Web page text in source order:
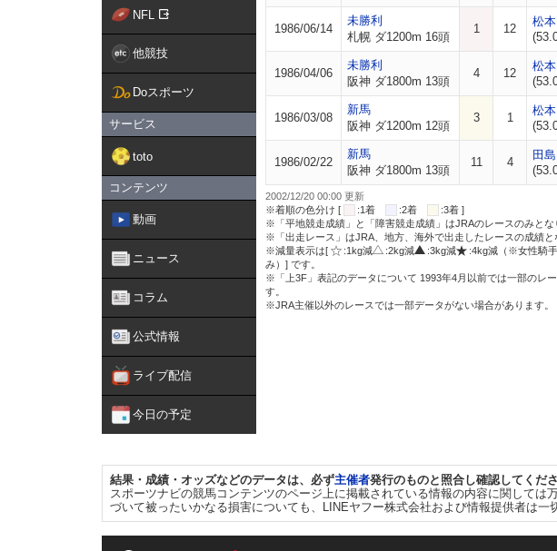
NFL
他競技
Doスポーツ
サービス
toto
コンテンツ
動画
ニュース
コラム
公式情報
ライブ配信
今日の予定
1986/06/14
未勝利
札幌 ダ1200m 16頭
1 12
松
1986/04/06
未勝利
阪神 ダ1800m 13頭
4 12
松
1986/03/08
新馬
阪神 ダ1200m 12頭
3 1
松
1986/02/22
新馬
阪神 ダ1800m 13頭
11 4
田
2002/12/20 00:00 更新
※着順の色分け [
:1着 :2着
:3着 ]
※「平地競走成績」と「障害競走成績」はJRAのレースのみとな
※「出走レース」はJRA、地方、海外で出走したレースの成績と
※減量表示は[
:1kg減 :2kg減 :3kg減 :4kg減（※女性騎手
み）] です。
※「上3F」表記のデータについて 1993年4月以前では一部のレ
す。
※JRA主催以外のレースでは一部データがない場合があります。
結果・成績・オッズなどのデータは、必ず主催者発行のものと照合し確認してくださ
スポーツナビの競馬コンテンツのページ上に掲載されている情報の内容に関して
づいて被ったいかなる損害についても、LINEヤフー株式会社および情報提供者は一